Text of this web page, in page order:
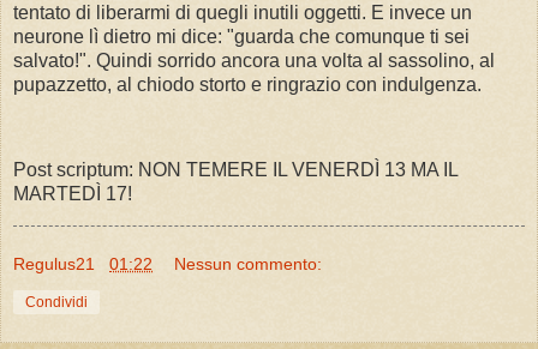
tentato di liberarmi di quegli inutili oggetti. E invece un
neurone lì dietro mi dice: "guarda che comunque ti sei
salvato!". Quindi sorrido ancora una volta al sassolino, al
pupazzetto, al chiodo storto e ringrazio con indulgenza.
Post scriptum: NON TEMERE IL VENERDÌ 13 MA IL
MARTEDÌ 17!
Regulus21 01:22 Nessun commento:
Condividi